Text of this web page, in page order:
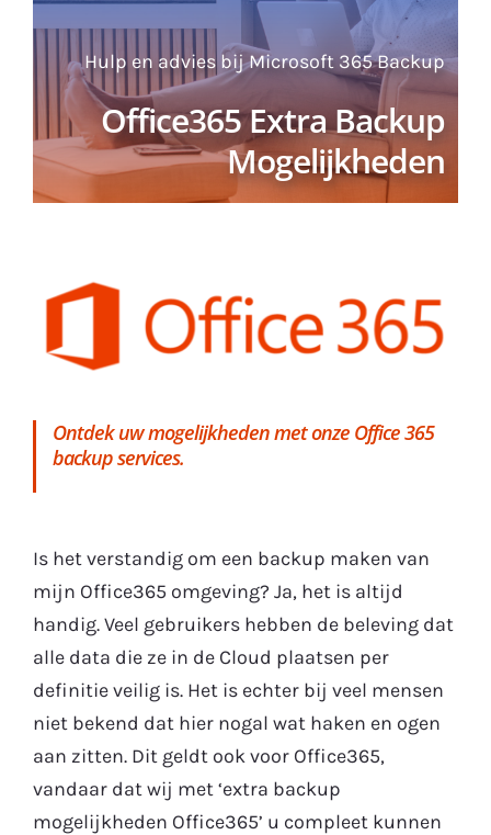
Hulp en advies bij Microsoft 365 Backup
Office365 Extra Backup
Mogelijkheden
Ontdek uw mogelijkheden met onze Office 365
backup services.
Is het verstandig om een backup maken van
mijn Office365 omgeving? Ja, het is altijd
handig. Veel gebruikers hebben de beleving dat
alle data die ze in de Cloud plaatsen per
definitie veilig is. Het is echter bij veel mensen
niet bekend dat hier nogal wat haken en ogen
aan zitten. Dit geldt ook voor Office365,
vandaar dat wij met ‘extra backup
mogelijkheden Office365’ u compleet kunnen